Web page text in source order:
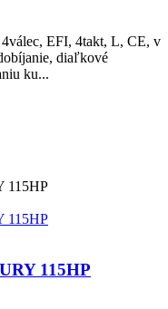
EFI, 4takt, L, CE, v
diaľkové
ku...
115HP